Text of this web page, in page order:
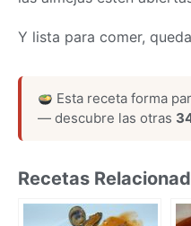
Y lista para comer,
Esta receta forma
— descubre las otras
Recetas